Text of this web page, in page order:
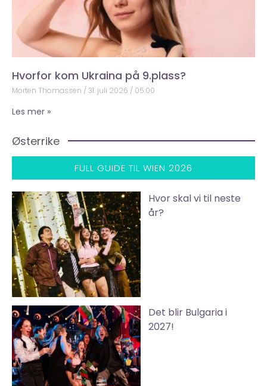
Hvorfor kom Ukraina på 9.plass?
Morten Thomassen 31. juli 2026 05:00
Les mer »
Østerrike
FULL GUIDE TIL WIEN 2026
Hvor skal vi til neste
år?
Det blir Bulgaria i
2027!